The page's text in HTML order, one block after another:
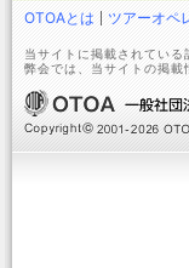
OTOAとは ツアーオペ
当サイトに掲載されてい
弊会では、当サイトの掲